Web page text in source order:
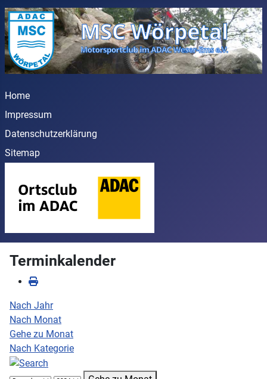
Home
Impressum
Datenschutzerklärung
Sitemap
Terminkalender
Nach Jahr
Nach Monat
Gehe zu Monat
Nach Kategorie